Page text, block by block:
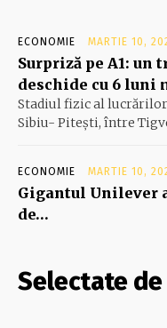
ECONOMIE MARTIE 10,
Surpriză pe A1: un
deschide cu 6 luni
Stadiul fizic al
Sibiu- Piteşti, între
ECONOMIE MARTIE 10,
Gigantul Unilever
de…
Selectate